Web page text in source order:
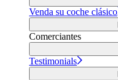
Venda su coche clásico
Comerciantes
Testimonials